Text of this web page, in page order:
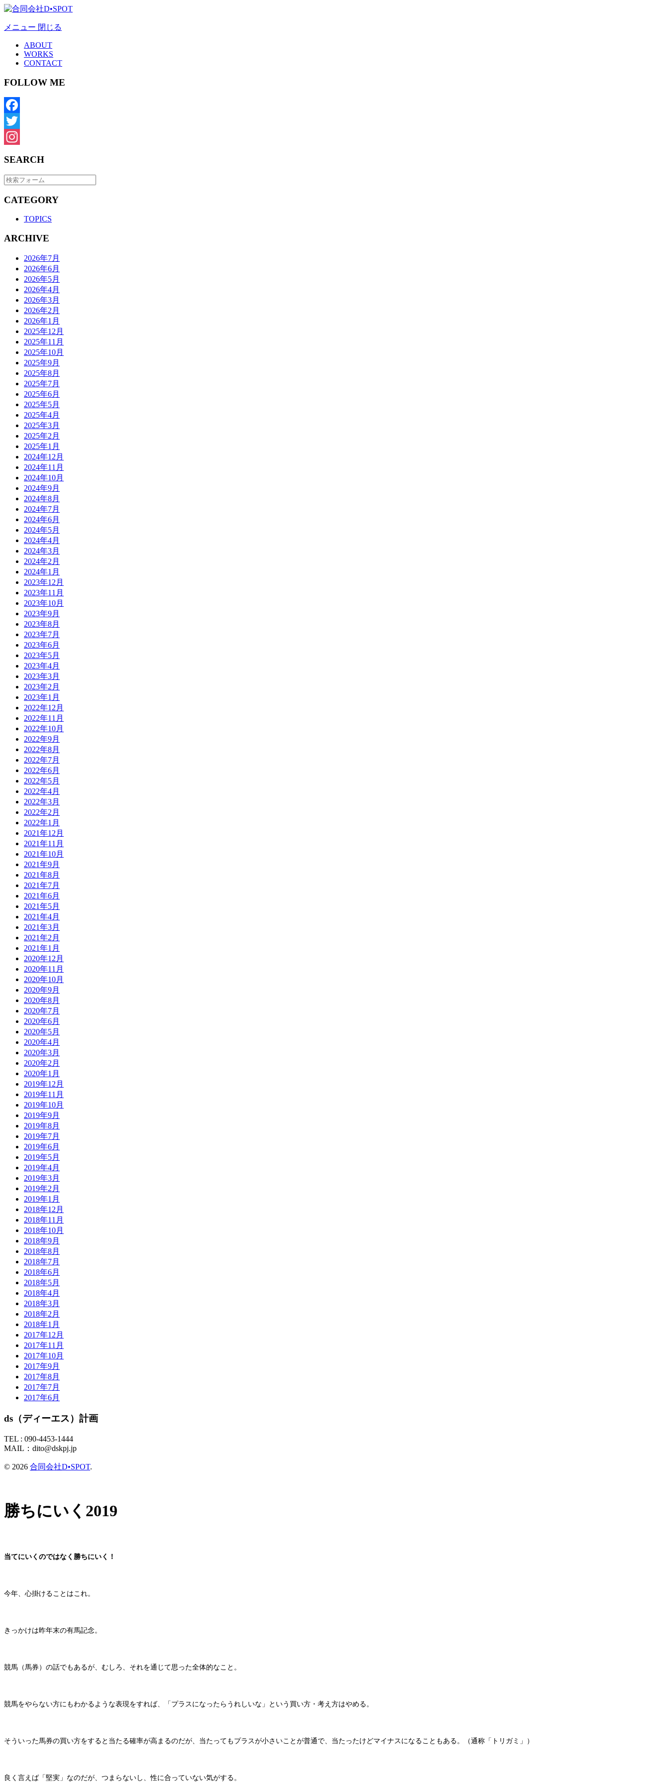
メニュー 閉じる
ABOUT
WORKS
CONTACT
FOLLOW ME
Facebook
Twitter
SEARCH
CATEGORY
TOPICS
ARCHIVE
2026年7月
2026年6月
2026年5月
2026年4月
2026年3月
2026年2月
2026年1月
2025年12月
2025年11月
2025年10月
2025年9月
2025年8月
2025年7月
2025年6月
2025年5月
2025年4月
2025年3月
2025年2月
2025年1月
2024年12月
2024年11月
2024年10月
2024年9月
2024年8月
2024年7月
2024年6月
2024年5月
2024年4月
2024年3月
2024年2月
2024年1月
2023年12月
2023年11月
2023年10月
2023年9月
2023年8月
2023年7月
2023年6月
2023年5月
2023年4月
2023年3月
2023年2月
2023年1月
2022年12月
2022年11月
2022年10月
2022年9月
2022年8月
2022年7月
2022年6月
2022年5月
2022年4月
2022年3月
2022年2月
2022年1月
2021年12月
2021年11月
2021年10月
2021年9月
2021年8月
2021年7月
2021年6月
2021年5月
2021年4月
2021年3月
2021年2月
2021年1月
2020年12月
2020年11月
2020年10月
2020年9月
2020年8月
2020年7月
2020年6月
2020年5月
2020年4月
2020年3月
2020年2月
2020年1月
2019年12月
2019年11月
2019年10月
2019年9月
2019年8月
2019年7月
2019年6月
2019年5月
2019年4月
2019年3月
2019年2月
2019年1月
2018年12月
2018年11月
2018年10月
2018年9月
2018年8月
2018年7月
2018年6月
2018年5月
2018年4月
2018年3月
2018年2月
2018年1月
2017年12月
2017年11月
2017年10月
2017年9月
2017年8月
2017年7月
2017年6月
ds（ディーエス）計画
TEL : 090-4453-1444
MAIL： dito@dskpj.jp
© 2026 合同会社D•SPOT.
勝ちにいく2019
当てにいくのではなく勝ちにいく！
今年、心掛けることはこれ。
きっかけは昨年末の有馬記念。
競馬（馬券）の話でもあるが、むしろ、それを通じて思った全体的なこと。
競馬をやらない方にもわかるような表現をすれば、「プラスになったらうれしいな」という買い方・考え方はやめる。
そういった馬券の買い方をすると当たる確率が高まるのだが、当たってもプラスが小さいことが普通で、当たったけどマイナスになることもある。（通称「トリガミ」）
良く言えば「堅実」なのだが、つまらないし、性に合っていない気がする。